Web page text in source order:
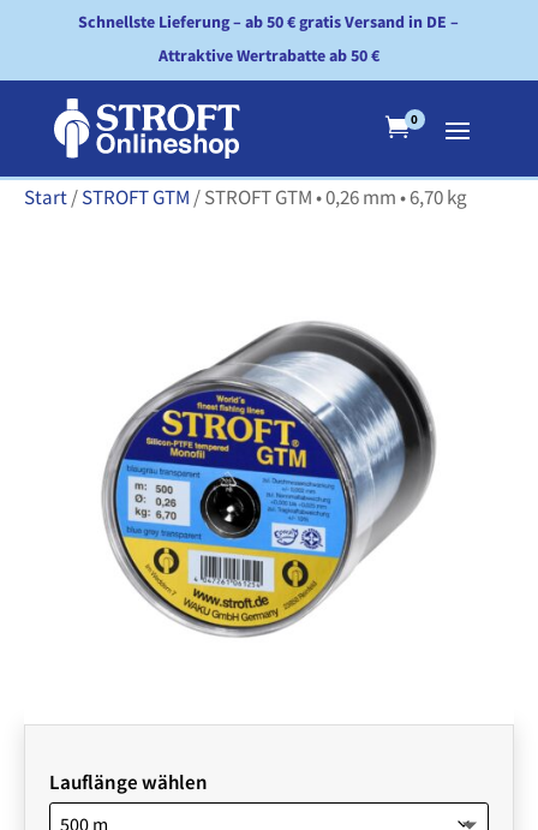
Schnellste Lieferung – ab 50 € gratis Versand in DE –
Attraktive Wertrabatte ab 50 €
0
Start/STROFT GTM / STROFT GTM • 0,26 mm • 6,70 kg
Lauflänge wählen